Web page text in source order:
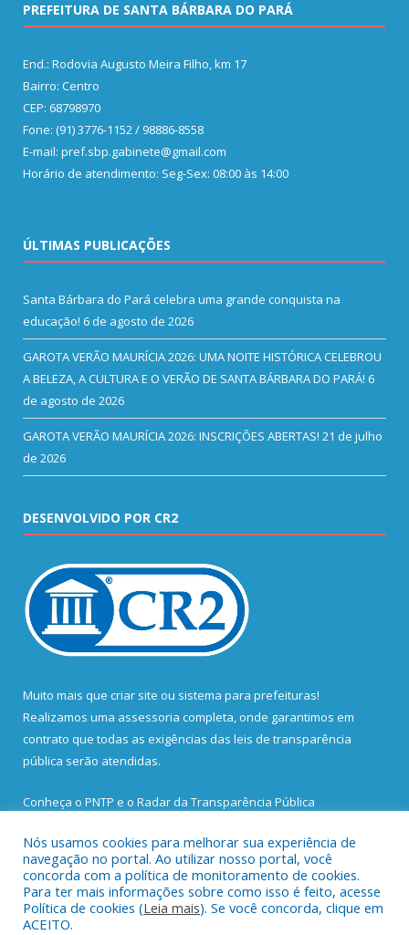
PREFEITURA DE SANTA BÁRBARA DO PARÁ
End.: Rodovia Augusto Meira Filho, km 17
Bairro: Centro
CEP: 68798970
Fone: (91) 3776-1152 / 98886-8558
E-mail: pref.sbp.gabinete@gmail.com
Horário de atendimento: Seg-Sex: 08:00 às 14:00
ÚLTIMAS PUBLICAÇÕES
Santa Bárbara do Pará celebra uma grande conquista na
educação! 6 de agosto de 2026
GAROTA VERÃO MAURÍCIA 2026: UMA NOITE HISTÓRICA CELEBROU
A BELEZA, A CULTURA E O VERÃO DE SANTA BÁRBARA DO PARÁ! 6
de agosto de 2026
GAROTA VERÃO MAURÍCIA 2026: INSCRIÇÕES ABERTAS! 21 de julho
de 2026
DESENVOLVIDO POR CR2
Muito mais que criar site ou sistema para prefeituras!
Realizamos uma assessoria completa, onde garantimos em
contrato que todas as exigências das leis de transparência
pública serão atendidas.
Conheça o PNTP e o Radar da Transparência Pública
Todos os direitos reservados a Prefeitura Municipal de Santa
Bárbara do Pará.
Nós usamos cookies para melhorar sua experiência de
navegação no portal. Ao utilizar nosso portal, você
concorda com a política de monitoramento de cookies.
Para ter mais informações sobre como isso é feito, acesse
Política de cookies (Leia mais). Se você concorda, clique em
ACEITO.